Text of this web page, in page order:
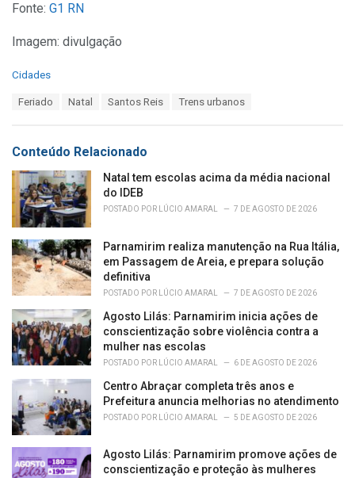
Fonte: G1 RN
Imagem: divulgação
C
o
r
i
e
s
:
Cidades
:
Feriado Natal Santos Reis Trens urbanos
Conteúdo Relacionado
Natal tem escolas acima da média nacional
do IDEB
POSTADO POR LÚCIO AMARAL 7 DE AGOSTO DE 2026
Parnamirim realiza manutenção na Rua Itália,
em Passagem de Areia, e prepara solução
definitiva
POSTADO POR LÚCIO AMARAL 7 DE AGOSTO DE 2026
Agosto Lilás: Parnamirim inicia ações de
conscientização sobre violência contra a
mulher nas escolas
POSTADO POR LÚCIO AMARAL 6 DE AGOSTO DE 2026
Centro Abraçar completa três anos e
Prefeitura anuncia melhorias no atendimento
POSTADO POR LÚCIO AMARAL 5 DE AGOSTO DE 2026
Agosto Lilás: Parnamirim promove ações de
conscientização e proteção às mulheres